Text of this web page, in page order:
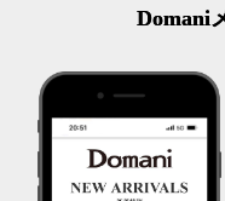
Domani